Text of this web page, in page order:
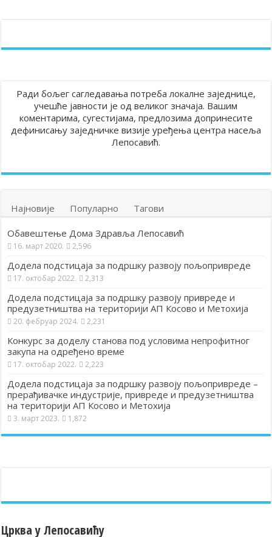
Ради бољег сагледавања потреба локалне заједнице,
учешће јавности је од великог значаја. Вашим
коментарима, сугестијама, предлозима допринесите
дефинисању заједничке визије уређења центра насеља
Лепосавић.
Најновије Популарно Тагови
Обавештење Дома Здравља Лепосавић
16. март 2020. 2,596
Додела подстицаја за подршку развоју пољопривреде
17. октобар 2022. 2,313
Додела подстицаја за подршку развоју привреде и
предузетништва на територији АП Косово и Метохија
20. фебруар 2024. 2,231
Конкурс за доделу станова под условима непрофитног
закупа на одређено време
17. октобар 2022. 2,223
Додела подстицаја за подршку развоју пољопривреде –
прерађивачке индустрије, привреде и предузетништва
на територији АП Косово и Метохија
3. март 2023. 1,872
Црква у Лепосавићу